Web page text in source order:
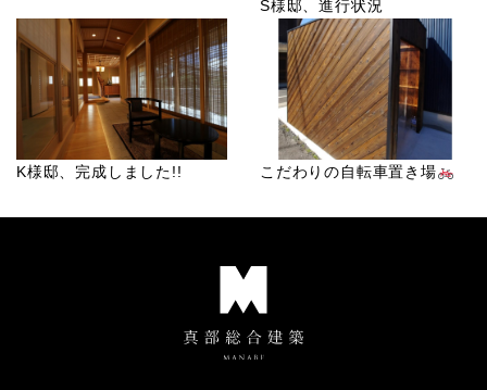
S様邸、進行状況
K様邸、完成しました!! こだわりの自転車置き場